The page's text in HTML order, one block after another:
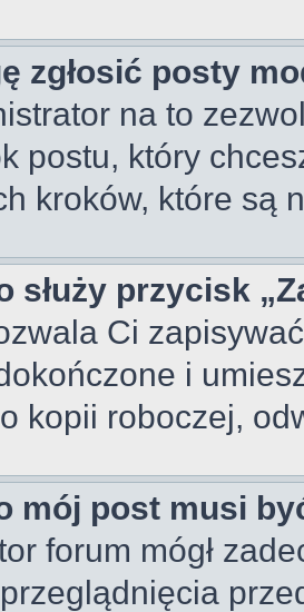
zgłosić posty
na to
postu, który
kroków, które są
służy przycisk
Ci
i
kopii roboczej,
mój post musi
forum mógł